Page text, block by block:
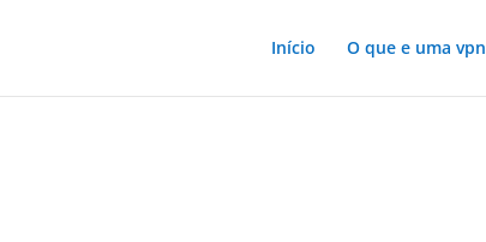
Início O que e uma vpn